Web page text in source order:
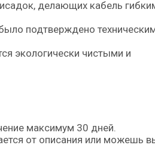
делающих кабель
подтверждено
экологически чистыми и
максимум 30 дней.
от описания или можешь